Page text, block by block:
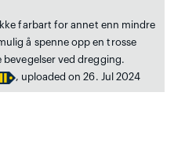
farbart for annet enn mindre
å spenne opp en trosse
ved dregging.
, uploaded on 26. Jul 2024